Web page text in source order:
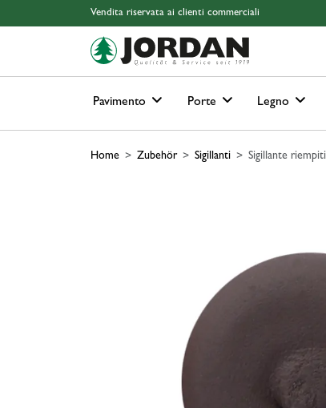
Skip to main content Skip to page header Skip to page footer
Vendita riservata ai clienti commerciali
Pavimento Porte Legno
Home Zubehör Sigillanti Sigillante